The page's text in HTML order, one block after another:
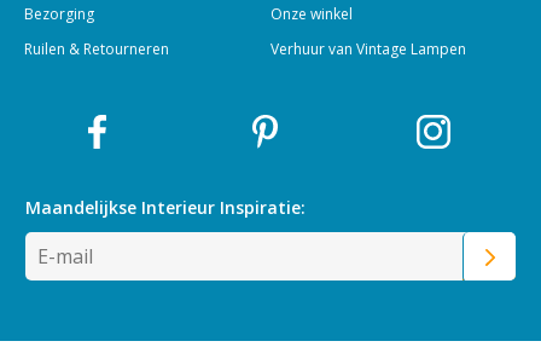
Bezorging
Ruilen & Retourneren
Onze winkel
Verhuur van Vintage Lampen
Maandelijkse Interieur Inspiratie: